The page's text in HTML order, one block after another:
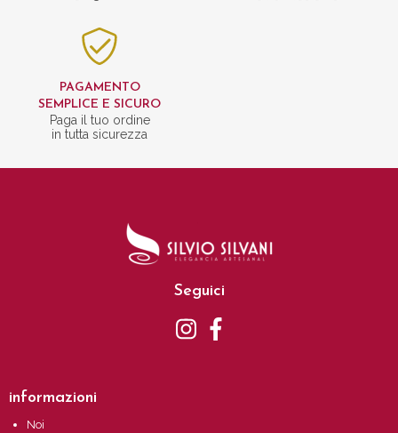
PAGAMENTO
SEMPLICE E SICURO
Paga il tuo ordine
in tutta sicurezza
Seguici
informazioni
Noi